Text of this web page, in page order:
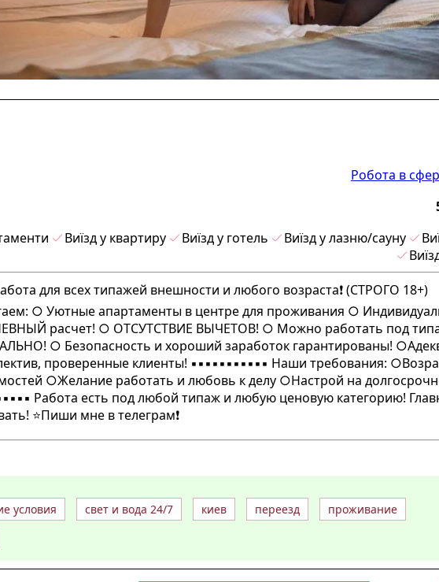
Робота в
Виїзд у квартиру Виїзд у готель Виїзд у лазню/сауну
для всех типажей внешности и любого возраста❗️ (СТРОГО 18+)
○ Уютные апартаменты в центре для проживания ○
расчет! ○ ОТСУТСТВИЕ ВЫЧЕТОВ! ○ Можно работать под
○ Безопасность и хороший заработок гарантированы!
проверенные клиенты! ▪️▪️▪️▪️▪️▪️▪️▪️▪️▪️▪️ Наши требования:
○Желание работать и любовь к делу ○Настрой на
Работа есть под любой типаж и любую ценовую категорию!
⭐Пиши мне в телеграм❗️
условия свет и вода 24/7 киев переезд
проживание